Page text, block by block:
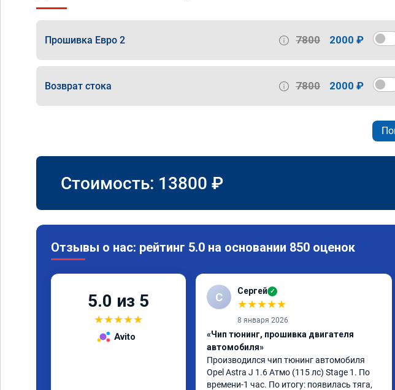
Прошивка Евро 2 7800 2000 ₽
Возврат стока 7800 2000 ₽
Стоимость: 13800 ₽
Отзывы о нас: рейтинг 5.0 на основании 850 оценок
5.0 из 5
★★★★★
Avito
С Сергей ✓
★★★★★
8 января 2026
«Чип тюнинг, прошивка двигателя
автомобиля»
Производился чип тюнинг автомобиля
Opel Astra J 1.6 Атмо (115 лс) Stage 1. По
времени-1 час. По итогу: появилась тяга,